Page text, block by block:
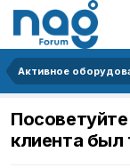
клиента был